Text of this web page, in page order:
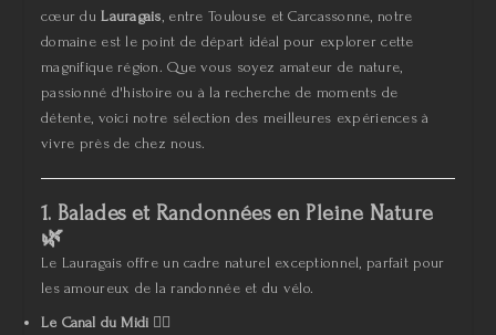
cœur duLauragais, entre Toulouse et Carcassonne, notre
domaine est le point de départ idéal pour explorer cette
magnifique région. Que vous soyez amateur de nature,
passionné d'histoire ou à la recherche de moments de
détente, voici notre sélection des meilleures expériences à
vivre près de chez nous.
1. Balades et Randonnées en Pleine Nature
🌿
Le Lauragais offre un cadre naturel exceptionnel, parfait pour
les amoureux de la randonnée et du vélo.
Le Canal du Midi 🚴‍♂️